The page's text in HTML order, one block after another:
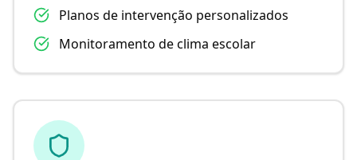
Planos de intervenção personalizados
Monitoramento de clima escolar